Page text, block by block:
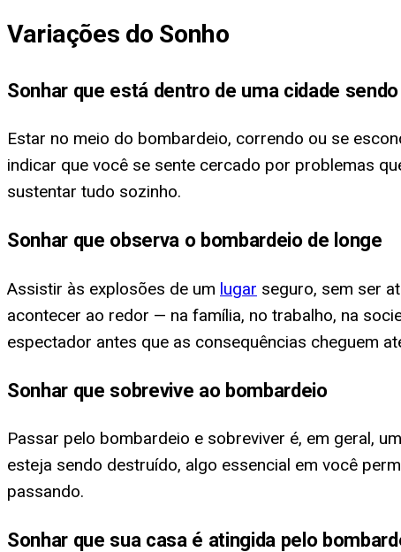
Variações do Sonho
Sonhar que está dentro de uma cidade
Estar no meio do bombardeio, correndo ou se
indicar que você se sente cercado por problemas
sustentar tudo sozinho.
Sonhar que observa o bombardeio de longe
Assistir às explosões de um lugar seguro, sem ser
acontecer ao redor — na família, no trabalho, na
espectador antes que as consequências cheguem
Sonhar que sobrevive ao bombardeio
Passar pelo bombardeio e sobreviver é, em geral,
esteja sendo destruído, algo essencial em você
passando.
Sonhar que sua casa é atingida pelo